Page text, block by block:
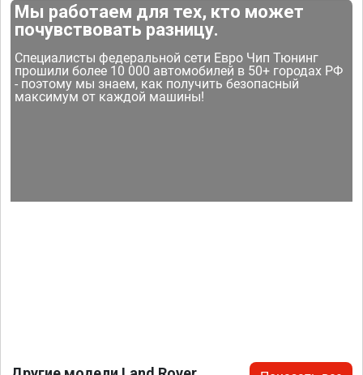
Мы работаем для тех, кто может
почувствовать разницу.
Специалисты федеральной сети Евро Чип Тюнинг
прошили более 10 000 автомобилей в 50+ городах РФ
- поэтому мы знаем, как получить безопасный
максимум от каждой машины!